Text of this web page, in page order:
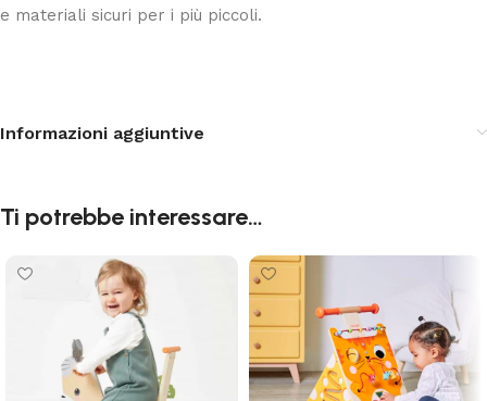
e materiali sicuri per i più piccoli.
Informazioni aggiuntive
Ti potrebbe interessare…